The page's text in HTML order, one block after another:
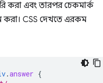
করা এবং তারপর চেকমার্ক
করা। CSS দেখতে এরকম
.answer {